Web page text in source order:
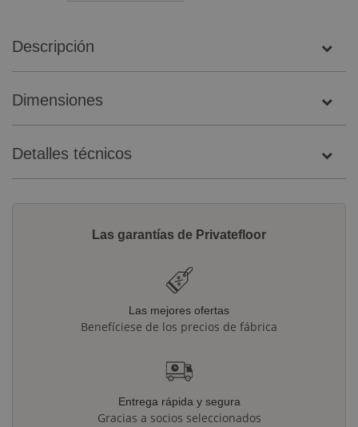
Descripción
Dimensiones
Detalles técnicos
Las garantías de Privatefloor
Las mejores ofertas
Benefíciese de los precios de fábrica
Entrega rápida y segura
Gracias a socios seleccionados